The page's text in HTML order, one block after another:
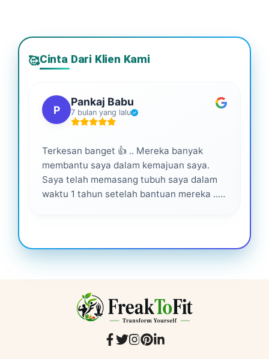
🥰Cinta Dari Klien Kami
P
Pankaj Babu
7 bulan yang lalu
Terkesan banget 👍 .. Mereka banyak
membantu saya dalam kemajuan saya.
Saya telah memasang tubuh saya dalam
waktu 1 tahun setelah bantuan mereka ...